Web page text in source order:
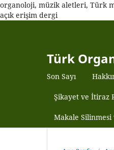
organoloji, müzik aletleri, Türk
açık erişim dergi
Türk
Son Sayı
Şikayet ve İtiraz
Makale Silinmesi